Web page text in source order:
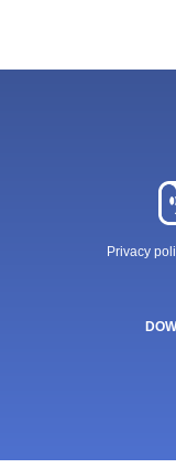
Privacy